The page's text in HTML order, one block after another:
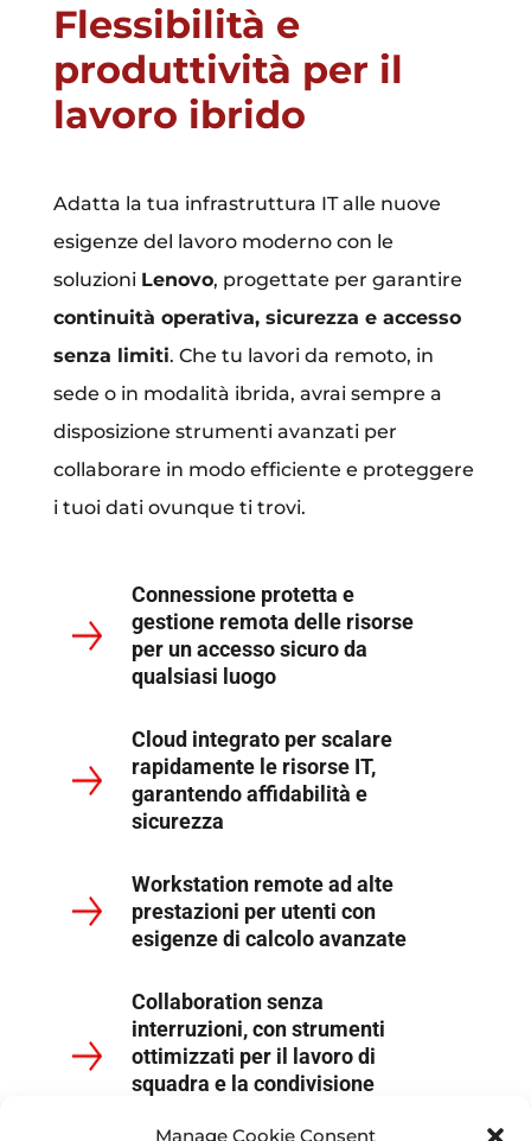
Manage Cookie Consent
Flessibilità e
produttività per il
lavoro ibrido
Adatta la tua infrastruttura IT alle nuove
esigenze del lavoro moderno con le
soluzioni Lenovo, progettate per garantire
continuità operativa, sicurezza e accesso
senza limiti. Che tu lavori da remoto, in
sede o in modalità ibrida, avrai sempre a
disposizione strumenti avanzati per
collaborare in modo efficiente e proteggere
i tuoi dati ovunque ti trovi.
Connessione protetta e
gestione remota delle risorse
per un accesso sicuro da
qualsiasi luogo
Cloud integrato per scalare
rapidamente le risorse IT,
garantendo affidabilità e
sicurezza
Workstation remote ad alte
prestazioni per utenti con
esigenze di calcolo avanzate
Collaboration senza
interruzioni, con strumenti
ottimizzati per il lavoro di
squadra e la condivisione